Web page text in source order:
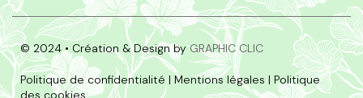
© 2024 • Création & Design byGRAPHIC CLIC
Politique de confidentialité | Mentions légales | Politique
des cookies